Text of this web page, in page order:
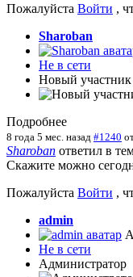
Пожалуйста Войти ,
Sharoban
Не в сети
Новый участник
Подробнее
8 года 5 мес. назад #1240
Sharoban ответил в
Скажите можно
Пожалуйста Войти ,
admin
Не в сети
Администратор